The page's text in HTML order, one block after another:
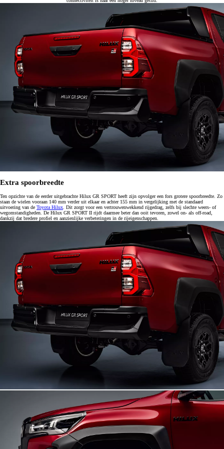
Extra spoorbreedte
Ten opzichte van de eerder uitgebrachte Hilux GR SPORT heeft zijn opvolger een fors grotere spoorbreedte. Zo
staan de wielen vooraan 140 mm verder uit elkaar en achter 155 mm in vergelijking met de standaard
uitvoering van de Toyota Hilux . Dit zorgt voor een vertrouwenwekkend rijgedrag, zelfs bij slechte weers- of
wegomstandigheden. De Hilux GR SPORT II rijdt daarmee beter dan ooit tevoren, zowel on- als off-road,
dankzij dat bredere profiel en aanzienlijke verbeteringen in de rijeigenschappen.